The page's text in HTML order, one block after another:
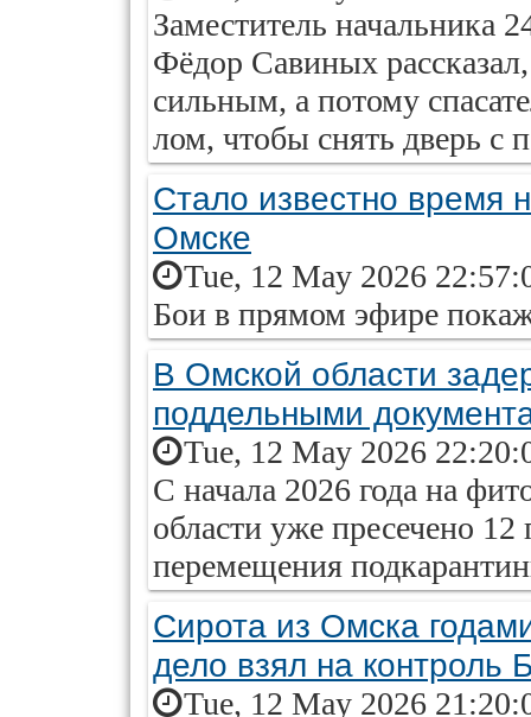
Заместитель начальника
Фёдор Савиных
сильным, а потому
лом, чтобы снять дверь с
Стало известно время
Омске
Tue, 12 May 2026
Бои в прямом эфире
В Омской области
поддельными
Tue, 12 May 2026
С начала 2026 года на
области уже пресечено 12
перемещения
Сирота из Омска
дело взял на контроль
Tue, 12 May 2026